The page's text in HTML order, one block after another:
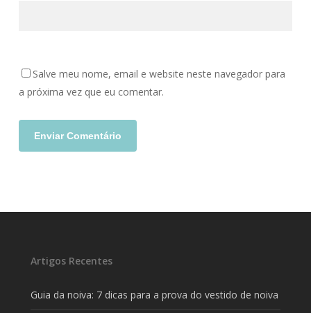
Salve meu nome, email e website neste navegador para
a próxima vez que eu comentar.
Artigos Recentes
Guia da noiva: 7 dicas para a prova do vestido de noiva